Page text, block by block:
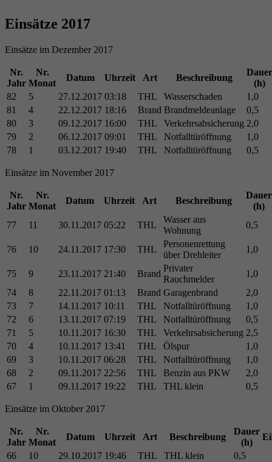
Einsätze 2017
Einsätze im Dezember 2017
Nr.
Jahr
Nr.
Monat
Datum Uhrzeit Art Beschreibung
Dauer
(h)
82
5 27.12.2017 03:18 THL Wasserschaden
1,0
81
4 22.12.2017 18:16 Brand Brandmeldeanlage
0,5
80
3 09.12.2017 16:00 THL Verkehrsabsicherung 2,0
79
2 06.12.2017 09:01 THL Notfalltüröffnung
1,0
78
1 03.12.2017 19:40 THL Notfalltüröffnung 0,5
Einsätze im November 2017
Nr.
Jahr
Nr.
Monat
Datum Uhrzeit Art Beschreibung
Dauer
(h)
77
11 30.11.2017 05:22 THL
Wasser aus
Wohnung
0,5
76 10 24.11.2017 17:30 THL
Personenrettung
über Drehleiter
1,0
75 9 23.11.2017 21:40 Brand
Privater
Rauchmelder
1,0
74
8 22.11.2017 01:13 Brand Garagenbrand
2,0
73
7 14.11.2017 10:11 THL Notfalltüröffnung
1,0
72
6 13.11.2017 07:19 THL Notfalltüröffnung
0,5
71
5 10.11.2017 16:30 THL Verkehrsabsicherung 2,5
70
4 10.11.2017 13:41 THL Ölspur
1,0
69
3 10.11.2017 06:28 THL Notfalltüröffnung
1,0
68
2 09.11.2017 22:56 THL Benzin aus PKW
2,0
67
1 09.11.2017 19:22 THL THL klein 0,5
Einsätze im Oktober 2017
Nr.
Jahr
Nr.
Monat
Datum Uhrzeit Art Beschreibung
Dauer
(h)
66
10 29.10.2017 19:46 THL THL klein
0,5